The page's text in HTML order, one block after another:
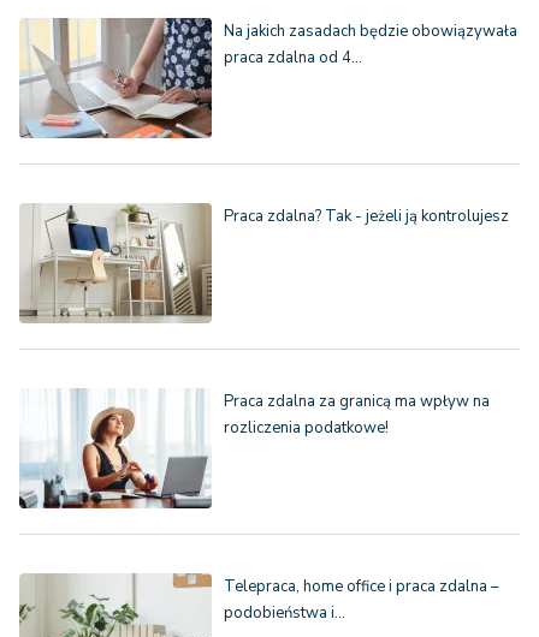
Na jakich zasadach będzie obowiązywała
praca zdalna od 4…
Praca zdalna? Tak - jeżeli ją kontrolujesz
Praca zdalna za granicą ma wpływ na
rozliczenia podatkowe!
Telepraca, home office i praca zdalna –
podobieństwa i…